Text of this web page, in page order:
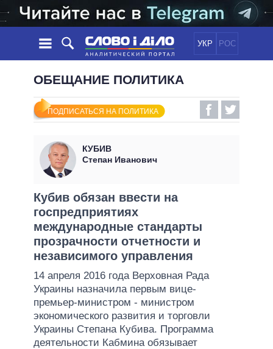
УКР РОС
НОВОСТИ
ЛЕНТА
СОБЫТИЯ
СТАТЬИ
МНЕНИЯ
ОБЗОРЫ
ДАЙДЖЕСТЫ
ПОЛИТИКА
ЭКОНОМИКА
МИР
ОБЕЩАНИЯ
ВСЕ ПОЛИТИКИ
ПРЕЗИДЕНТ И ОФИС
ВЕРХОВНАЯ РАДА
КАБИНЕТ МИНИСТРОВ
ГЛАВЫ ОБЛАДМИНИСТРАЦИЙ
МЭРЫ
ИНФОГРАФИКА
ПОДДЕРЖАТЬ
СРАВНЕНИЕ ПОЛИТИКОВ
ОБЕЩАНИЕ ПОЛИТИКА
ПОДПИСАТЬСЯ НА ПОЛИТИКА
КУБИВ
Степан Иванович
Кубив обязан ввести на
госпредприятиях
международные стандарты
прозрачности отчетности и
независимого управления
14 апреля 2016 года Верховная Рада
Украины назначила первым вице-
премьер-министром - министром
экономического развития и торговли
Украины Степана Кубива. Программа
деятельности Кабмина обязывает